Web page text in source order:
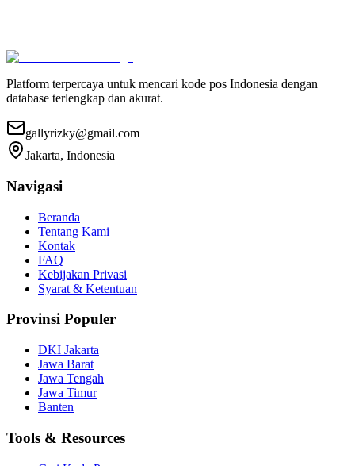
Platform terpercaya untuk mencari kode pos Indonesia dengan
database terlengkap dan akurat.
gallyrizky@gmail.com
Jakarta, Indonesia
Navigasi
Beranda
Tentang Kami
Kontak
FAQ
Kebijakan Privasi
Syarat & Ketentuan
Provinsi Populer
DKI Jakarta
Jawa Barat
Jawa Tengah
Jawa Timur
Banten
Tools & Resources